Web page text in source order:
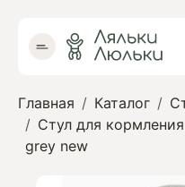
Главная Каталог
Стул для
grey new